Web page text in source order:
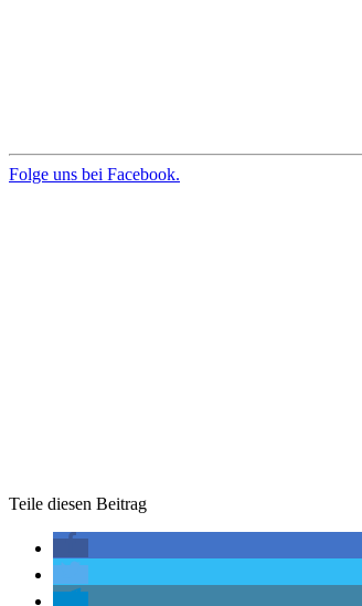
Folge uns bei Facebook.
Teile diesen Beitrag